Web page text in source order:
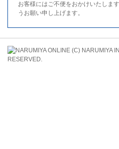
お客様にはご不便をおかけいたしま
うお願い申し上げます。